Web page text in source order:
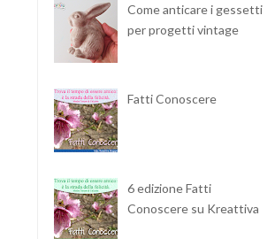
Come anticare i gessetti
per progetti vintage
Fatti Conoscere
6 edizione Fatti
Conoscere su Kreattiva